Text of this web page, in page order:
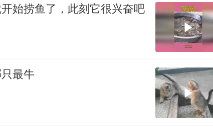
始捞鱼了，此刻它很兴奋吧
最牛